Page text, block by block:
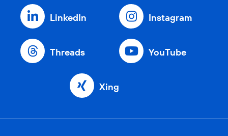
LinkedIn Instagram
Threads YouTube
Xing